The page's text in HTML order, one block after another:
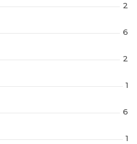
2
6
2
1
6
1